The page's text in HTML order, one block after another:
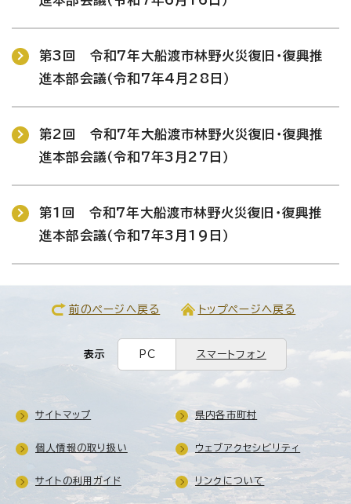
第3回 令和7年大船渡市林野火災復旧・復興推
進本部会議（令和7年4月28日）
第2回 令和7年大船渡市林野火災復旧・復興推
進本部会議（令和7年3月27日）
第1回 令和7年大船渡市林野火災復旧・復興推
進本部会議（令和7年3月19日）
前のページへ戻る トップページへ戻る
表示 PC スマートフォン
サイトマップ 県内各市町村
個人情報の取り扱い ウェブアクセシビリティ
サイトの利用ガイド リンクについて